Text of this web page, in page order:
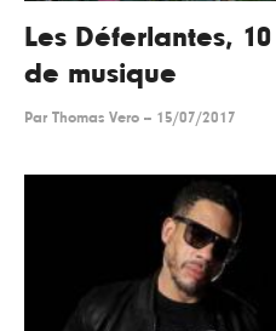
Les Déferlantes,
de musique
Par Thomas Vero -- 15/07/2017